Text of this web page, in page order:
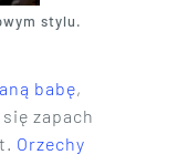
stylu.
babę,
zapach
Orzechy